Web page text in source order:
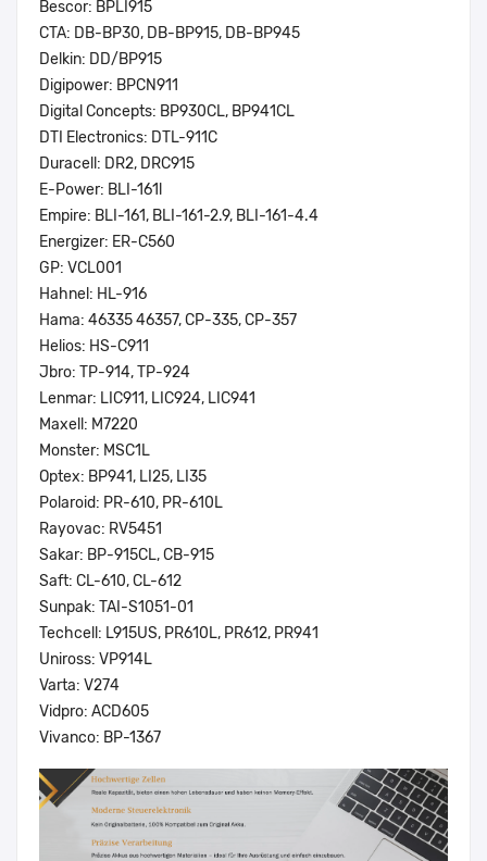
Bescor: BPLI915
CTA: DB-BP30, DB-BP915, DB-BP945
Delkin: DD/BP915
Digipower: BPCN911
Digital Concepts: BP930CL, BP941CL
DTI Electronics: DTL-911C
Duracell: DR2, DRC915
E-Power: BLI-161l
Empire: BLI-161, BLI-161-2.9, BLI-161-4.4
Energizer: ER-C560
GP: VCL001
Hahnel: HL-916
Hama: 46335 46357, CP-335, CP-357
Helios: HS-C911
Jbro: TP-914, TP-924
Lenmar: LIC911, LIC924, LIC941
Maxell: M7220
Monster: MSC1L
Optex: BP941, LI25, LI35
Polaroid: PR-610, PR-610L
Rayovac: RV5451
Sakar: BP-915CL, CB-915
Saft: CL-610, CL-612
Sunpak: TAI-S1051-01
Techcell: L915US, PR610L, PR612, PR941
Uniross: VP914L
Varta: V274
Vidpro: ACD605
Vivanco: BP-1367